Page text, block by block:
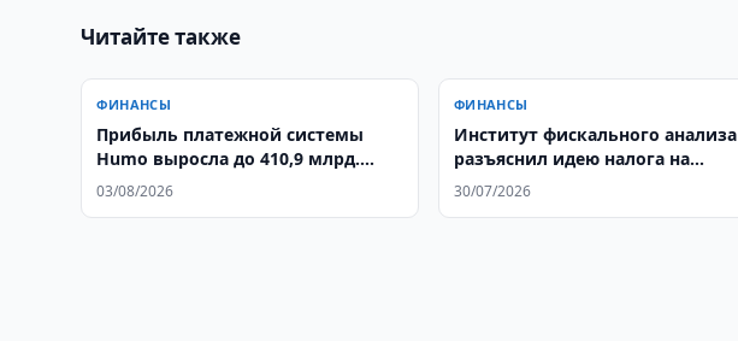
Читайте также
ФИНАНСЫ
Прибыль платежной системы
Humo выросла до 410,9 млрд.
сумов
03/08/2026
ФИНАНСЫ
Институт фискального анализа
разъяснил идею налога на
проценты по вкладам
30/07/2026